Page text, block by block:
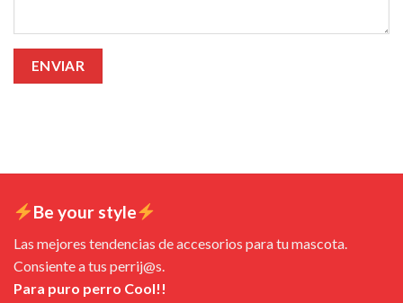
Be your style
Las mejores tendencias de accesorios para tu mascota.
Consiente a tus perrij@s.
Para puro perro Cool!!